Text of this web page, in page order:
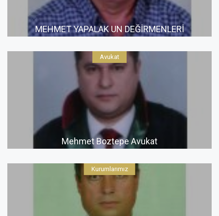
MEHMET YAPALAK UN DEĞİRMENLERİ
Mehmet Boztepe Avukat
Avukat
Kurumlarımız